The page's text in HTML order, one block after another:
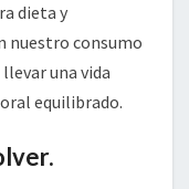
dieta y
nuestro consumo
una vida
equilibrado.